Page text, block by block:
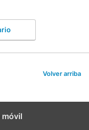
Volver arriba
móvil